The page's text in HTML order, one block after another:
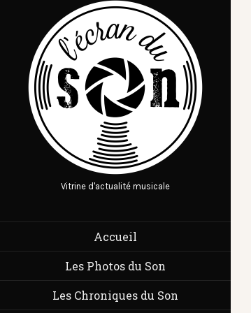
Vitrine d'actualité musicale
Accueil
Les Photos du Son
Les Chroniques du Son